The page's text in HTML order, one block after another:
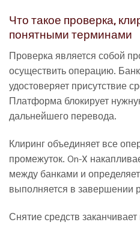
Что такое проверка,
понятными терминами
Проверка является собой
осуществить операцию.
удостоверяет присутствие
Платформа блокирует
дальнейшего перевода.
Клиринг объединяет все
промежуток. On-X
между банками и
выполняется в завершении
Снятие средств